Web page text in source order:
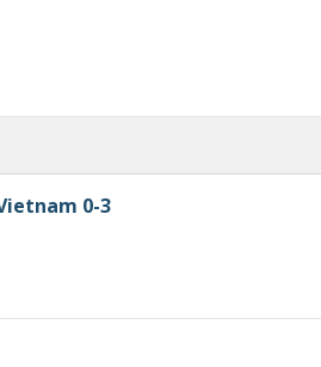
0-3